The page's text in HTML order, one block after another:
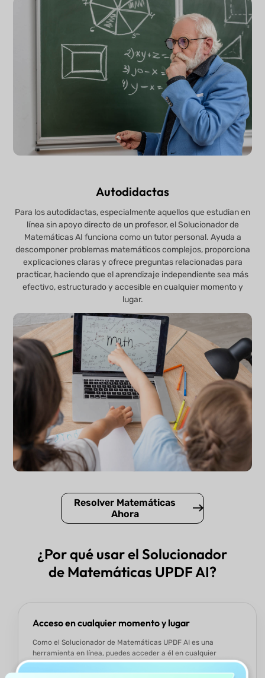
Autodidactas
Para los autodidactas, especialmente aquellos que estudian en
línea sin apoyo directo de un profesor, el Solucionador de
Matemáticas AI funciona como un tutor personal. Ayuda a
descomponer problemas matemáticos complejos, proporciona
explicaciones claras y ofrece preguntas relacionadas para
practicar, haciendo que el aprendizaje independiente sea más
efectivo, estructurado y accesible en cualquier momento y
lugar.
Resolver Matemáticas
Ahora
¿Por qué usar el Solucionador
de Matemáticas UPDF AI?
Acceso en cualquier momento y lugar
Como el Solucionador de Matemáticas UPDF AI es una
herramienta en línea, puedes acceder a él en cualquier
momento y lugar, desde cualquier dispositivo. Ya sea que uses
un teléfono, tableta o computadora, siempre está disponible